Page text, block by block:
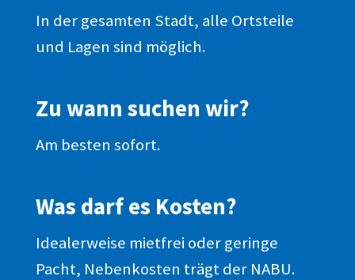
In der gesamten Stadt, alle Ortsteile
und Lagen sind möglich.
Zu wann suchen wir?
Am besten sofort.
Was darf es Kosten?
Idealerweise mietfrei oder geringe
Pacht, Nebenkosten trägt der NABU.